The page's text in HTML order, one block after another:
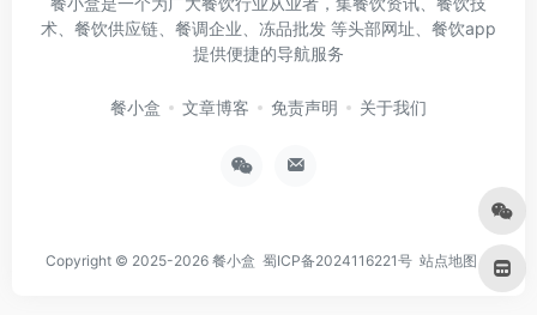
术、餐饮供应链、餐调企业、冻品批发 等头部网址、餐饮app
提供便捷的导航服务
餐小盒 文章博客 免责声明 关于我们
Copyright © 2025-2026 餐小盒 蜀ICP备2024116221号 站点地图